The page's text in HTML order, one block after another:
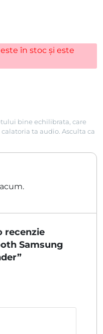
în stoc și este
bine echilibrata, care
ta audio. Asculta ca
recenzie
Samsung